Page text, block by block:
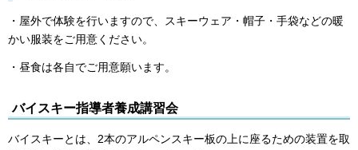
・屋外で体験を行いますので、スキーウェア・帽子・手袋などの暖
かい服装をご用意ください。
・昼食は各自でご用意願います。
バイスキー指導者養成講習会
バイスキーとは、2本のアルペンスキー板の上に座るための装置を取